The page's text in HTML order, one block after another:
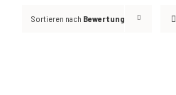
Sortieren nach Bewertung